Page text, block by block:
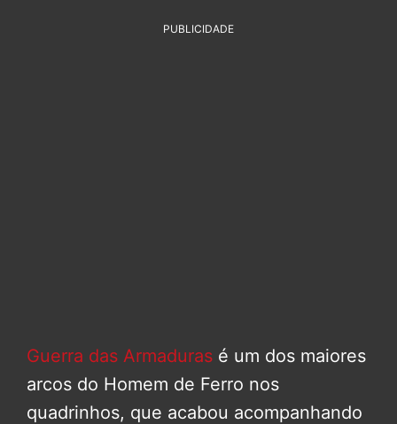
PUBLICIDADE
Guerra das Armaduras é um dos maiores
arcos do Homem de Ferro nos
quadrinhos, que acabou acompanhando